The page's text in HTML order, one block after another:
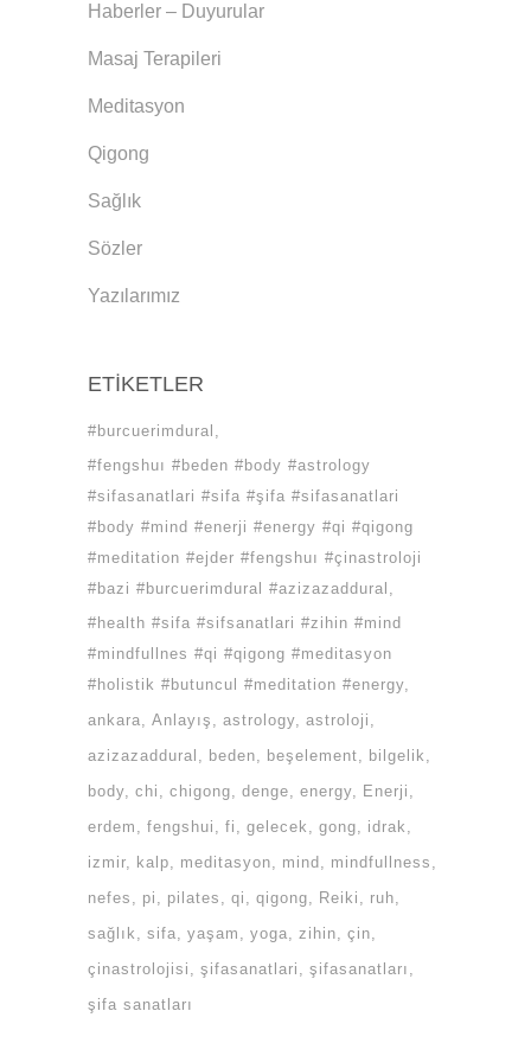
Haberler – Duyurular
Masaj Terapileri
Meditasyon
Qigong
Sağlık
Sözler
Yazılarımız
ETIKETLER
#burcuerimdural
#fengshuı #beden #body #astrology
#sifasanatlari #sifa #şifa #sifasanatlari
#body #mind #enerji #energy #qi #qigong
#meditation #ejder #fengshuı #çinastroloji
#bazi #burcuerimdural #azizazaddural
#health #sifa #sifsanatlari #zihin #mind
#mindfullnes #qi #qigong #meditasyon
#holistik #butuncul #meditation #energy
ankara
Anlayış astrology astroloji
azizazaddural
beden beşelement
bilgelik
body chi chigong denge energy
Enerji
erdem
fengshui fi gelecek gong
idrak
izmir
kalp meditasyon mind
mindfullness
nefes
pi pilates qi qigong Reiki
ruh
sağlık
sifa yaşam yoga zihin
çin
çinastrolojisi
şifasanatlari
şifasanatları
şifa sanatları